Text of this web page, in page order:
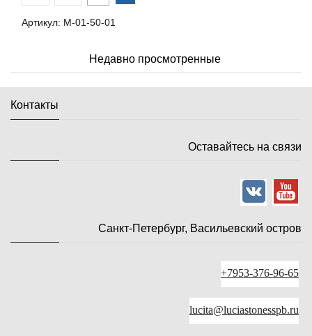
Артикул: М-01-50-01
Недавно просмотренные
Контакты
Оставайтесь на связи
Санкт-Петербург, Васильевский остров
+7953-376-96-65
lucita@luciastonesspb.ru